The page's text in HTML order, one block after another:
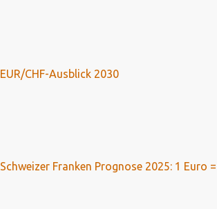
EUR/CHF-Ausblick 2030
Schweizer Franken Prognose 2025: 1 Euro =